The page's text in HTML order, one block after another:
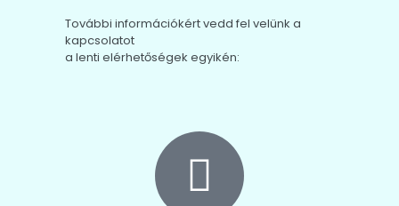
További információkért vedd fel velünk a
kapcsolatot
a lenti elérhetőségek egyikén: